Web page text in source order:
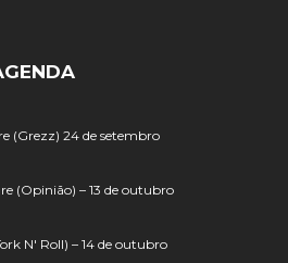
(Grezz) 24 de setembro
(Opinião) – 13 de outubro
N' Roll) – 14 de outubro